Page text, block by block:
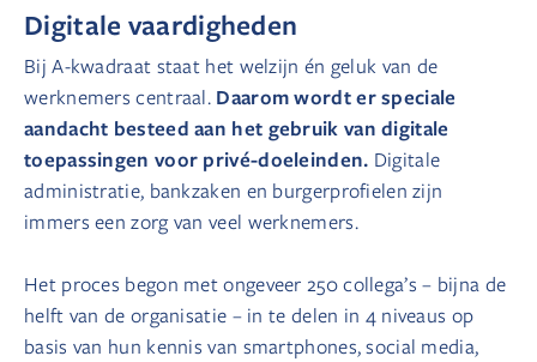
Digitale vaardigheden
Bij A-kwadraat staat het welzijn én geluk van de
werknemers centraal. Daarom wordt er speciale
aandacht besteed aan het gebruik van digitale
toepassingen voor privé-doeleinden. Digitale
administratie, bankzaken en burgerprofielen zijn
immers een zorg van veel werknemers.
Het proces begon met ongeveer 250 collega’s – bijna de
helft van de organisatie – in te delen in 4 niveaus op
basis van hun kennis van smartphones, social media,